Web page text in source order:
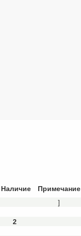
Наличие
Примечание
]
2